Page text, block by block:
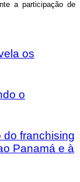
a participação de
os
o
do franchising
Panamá e à